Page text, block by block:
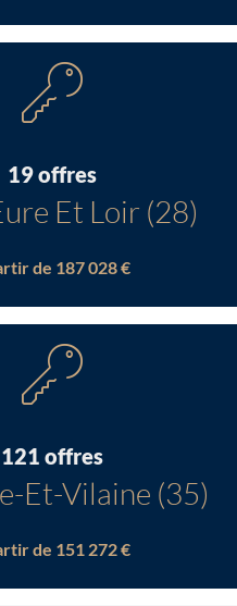
19 offres
Et Loir (28)
de 187 028 €
121 offres
Et-Vilaine (35)
de 151 272 €